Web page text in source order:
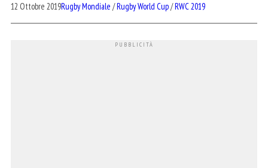
12 Ottobre 2019Rugby Mondiale /Rugby World Cup/RWC 2019